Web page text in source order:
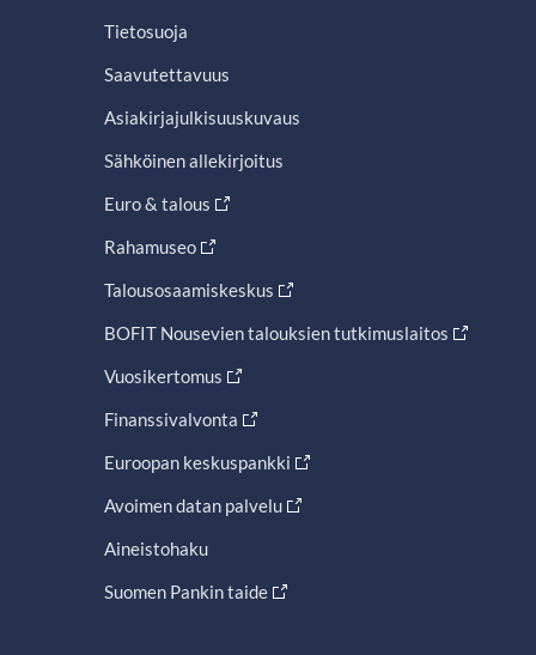
Tietosuoja
Saavutettavuus
Asiakirjajulkisuuskuvaus
Sähköinen allekirjoitus
Euro & talous
Rahamuseo
Talousosaamiskeskus
BOFIT Nousevien talouksien tutkimuslaitos
Vuosikertomus
Finanssivalvonta
Euroopan keskuspankki
Avoimen datan palvelu
Aineistohaku
Suomen Pankin taide